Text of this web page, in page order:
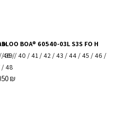
BOA® 60540-03L S3S FO H
/39/ 40 / 41 / 42 / 43 / 44 / 45 / 46 /
/ 48
₪
H
46/